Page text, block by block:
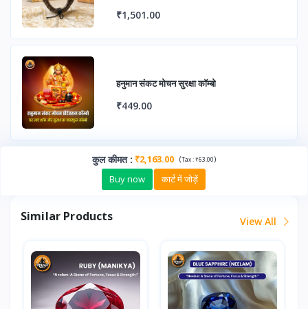
उपलब्ध
₹1,501.00
हनुमान संकट मोचन सुरक्षा कॉम्बो
₹449.00
कुल कीमत: ₹2,163.00 (Tax :₹63.00)
Buy now कार्ट में जोड़ें
Similar Products View All